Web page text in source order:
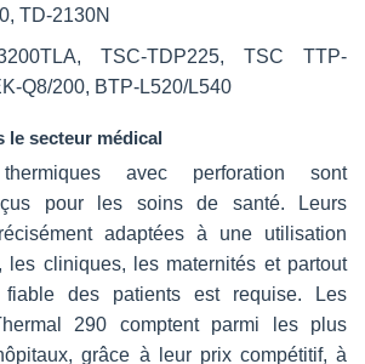
TD-2130N
TSC-TDP225, TSC TTP-
Q8/200, BTP-L520/L540
le secteur médical
avec perforation sont
pour les soins de santé. Leurs
adaptées à une utilisation
les cliniques, les maternités et partout
fiable des patients est requise. Les
290 comptent parmi les plus
grâce à leur prix compétitif, à